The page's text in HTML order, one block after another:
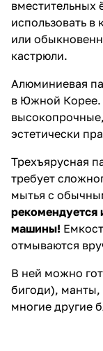
вместительных
использовать в
или
кастрюли.
Алюминиевая
в Южной Корее.
эстетически
Трехъярусная
требует
мытья с
рекомендуется
машины!
отмываются
В ней можно
бигоди),
многие другие